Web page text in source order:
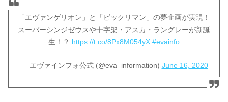
「エヴァンゲリオン」と「ビックリマン」の夢企画が実現！
スーパーシンジゼウスや十字架・アスカ・ラングレーが新誕
生！？ https://t.co/8Px8M054yX #evainfo
— エヴァインフォ公式 (@eva_information) June 16, 2020